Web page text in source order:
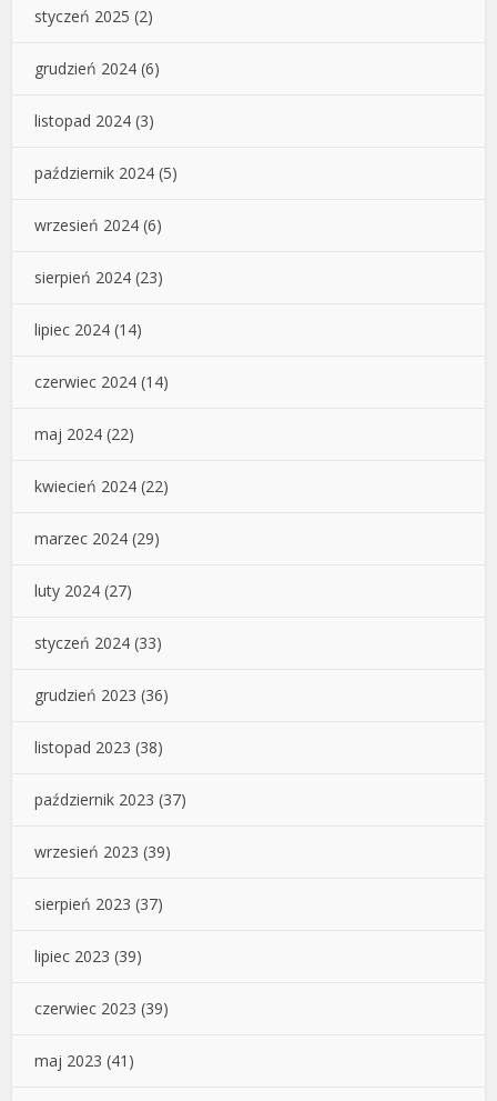
styczeń 2025 (2)
grudzień 2024 (6)
listopad 2024 (3)
październik 2024 (5)
wrzesień 2024 (6)
sierpień 2024 (23)
lipiec 2024 (14)
czerwiec 2024 (14)
maj 2024 (22)
kwiecień 2024 (22)
marzec 2024 (29)
luty 2024 (27)
styczeń 2024 (33)
grudzień 2023 (36)
listopad 2023 (38)
październik 2023 (37)
wrzesień 2023 (39)
sierpień 2023 (37)
lipiec 2023 (39)
czerwiec 2023 (39)
maj 2023 (41)